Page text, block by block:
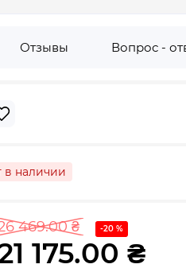
Отзывы Вопрос -
в наличии
469.00 ₴ -20 %
175.00 ₴